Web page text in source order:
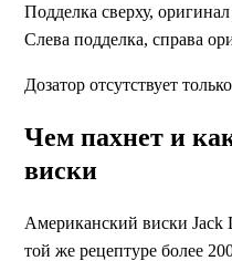
Подделка сверху, оригинал
Слева подделка, справа
Дозатор отсутствует
Чем пахнет и
виски
Американский виски Jack
той же рецептуре более